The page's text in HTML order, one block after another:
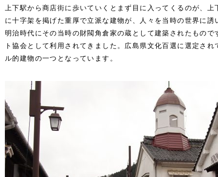
上下駅から商店街に歩いていくとまず目に入ってくるのが、
に十字架を掲げた重厚で立派な建物が、人々を当時の世界に
明治時代にその当時の財閥角倉家の蔵として建築されたもの
ト協会として利用されてきました。広島県文化百選に選定さ
ル的建物の一つとなっています。